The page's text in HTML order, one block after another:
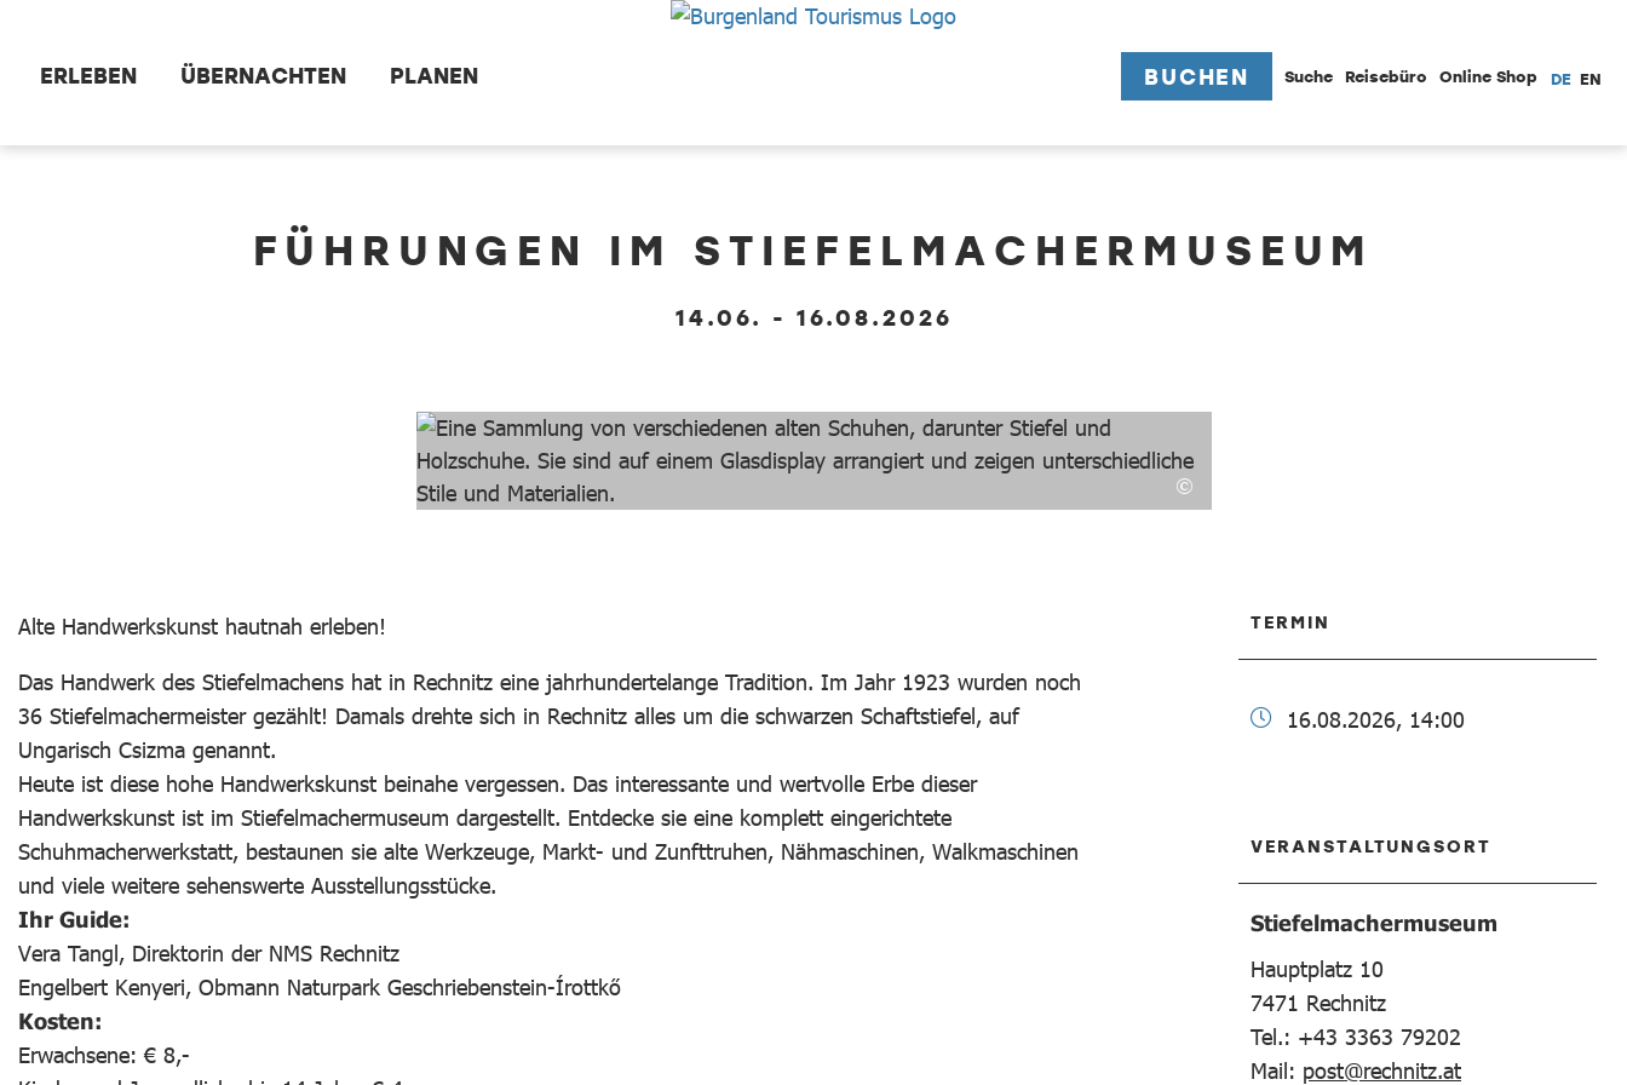
ERLEBEN ÜBERNACHTEN PLANEN BUCHEN Suche Reisebüro Online Shop DE EN
FÜHRUNGEN IM STIEFELMACHERMUSEUM
14.06. - 16.08.2026
Alte Handwerkskunst hautnah erleben!
Das Handwerk des Stiefelmachens hat in Rechnitz eine jahrhundertelange Tradition. Im Jahr 1923 wurden noch
36 Stiefelmachermeister gezählt! Damals drehte sich in Rechnitz alles um die schwarzen Schaftstiefel, auf
Ungarisch Csizma genannt.
Heute ist diese hohe Handwerkskunst beinahe vergessen. Das interessante und wertvolle Erbe dieser
Handwerkskunst ist im Stiefelmachermuseum dargestellt. Entdecke sie eine komplett eingerichtete
Schuhmacherwerkstatt, bestaunen sie alte Werkzeuge, Markt- und Zunfttruhen, Nähmaschinen, Walkmaschinen
und viele weitere sehenswerte Ausstellungsstücke.
Ihr Guide:
Vera Tangl, Direktorin der NMS Rechnitz
Engelbert Kenyeri, Obmann Naturpark Geschriebenstein-Írottkő
Kosten:
Erwachsene: € 8,-
TERMIN
16.08.2026, 14:00
VERANSTALTUNGSORT
Stiefelmachermuseum
Hauptplatz 10
7471 Rechnitz
Tel.: +43 3363 79202
Mail: post@rechnitz.at